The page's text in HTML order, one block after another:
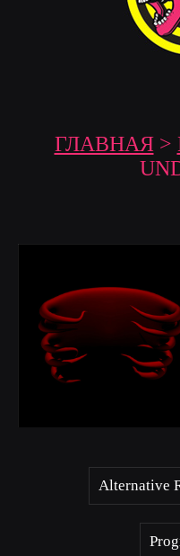
ГЛАВНАЯ>
Alternative